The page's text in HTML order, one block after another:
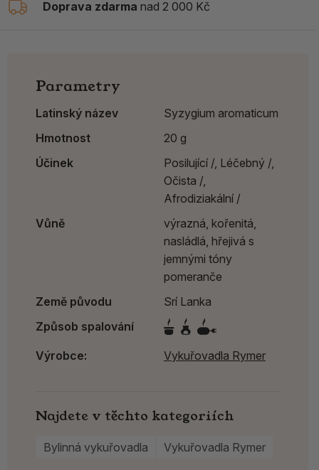
Doprava zdarma nad 2 000 Kč
Parametry
Latinský název
Syzygium aromaticum
Hmotnost
20 g
Účinek
Posilující /, Léčebný /,
Očista /,
Afrodiziakální /
Vůně
výrazná, kořenitá,
nasládlá, hřejivá s
jemnými tóny
pomeranče
Země původu
Srí Lanka
Způsob spalování
Výrobce: Vykuřovadla Rymer
Najdete v těchto kategoriích
Bylinná vykuřovadla Vykuřovadla Rymer